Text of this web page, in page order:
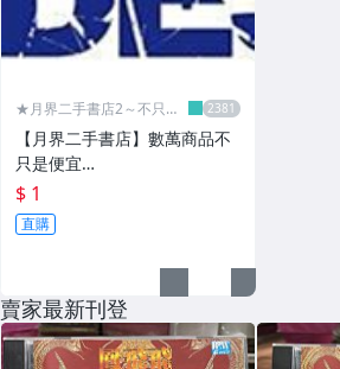
★月界二手書店2～不只是
【月界二手書店】數萬商品不
只是便宜…
$ 1
直購
賣家最新刊登